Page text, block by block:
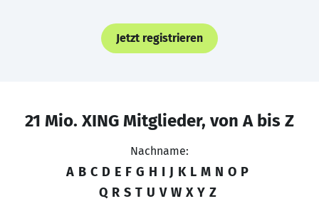
Jetzt registrieren
21 Mio. XING Mitglieder, von A bis Z
Nachname:
A B C D E F G H I J K L M N O P
Q R S T U V W X Y Z